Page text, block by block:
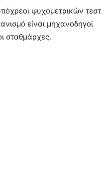
ψυχομετρικών τεστ
είναι μηχανοδηγοί
σταθμάρχες.